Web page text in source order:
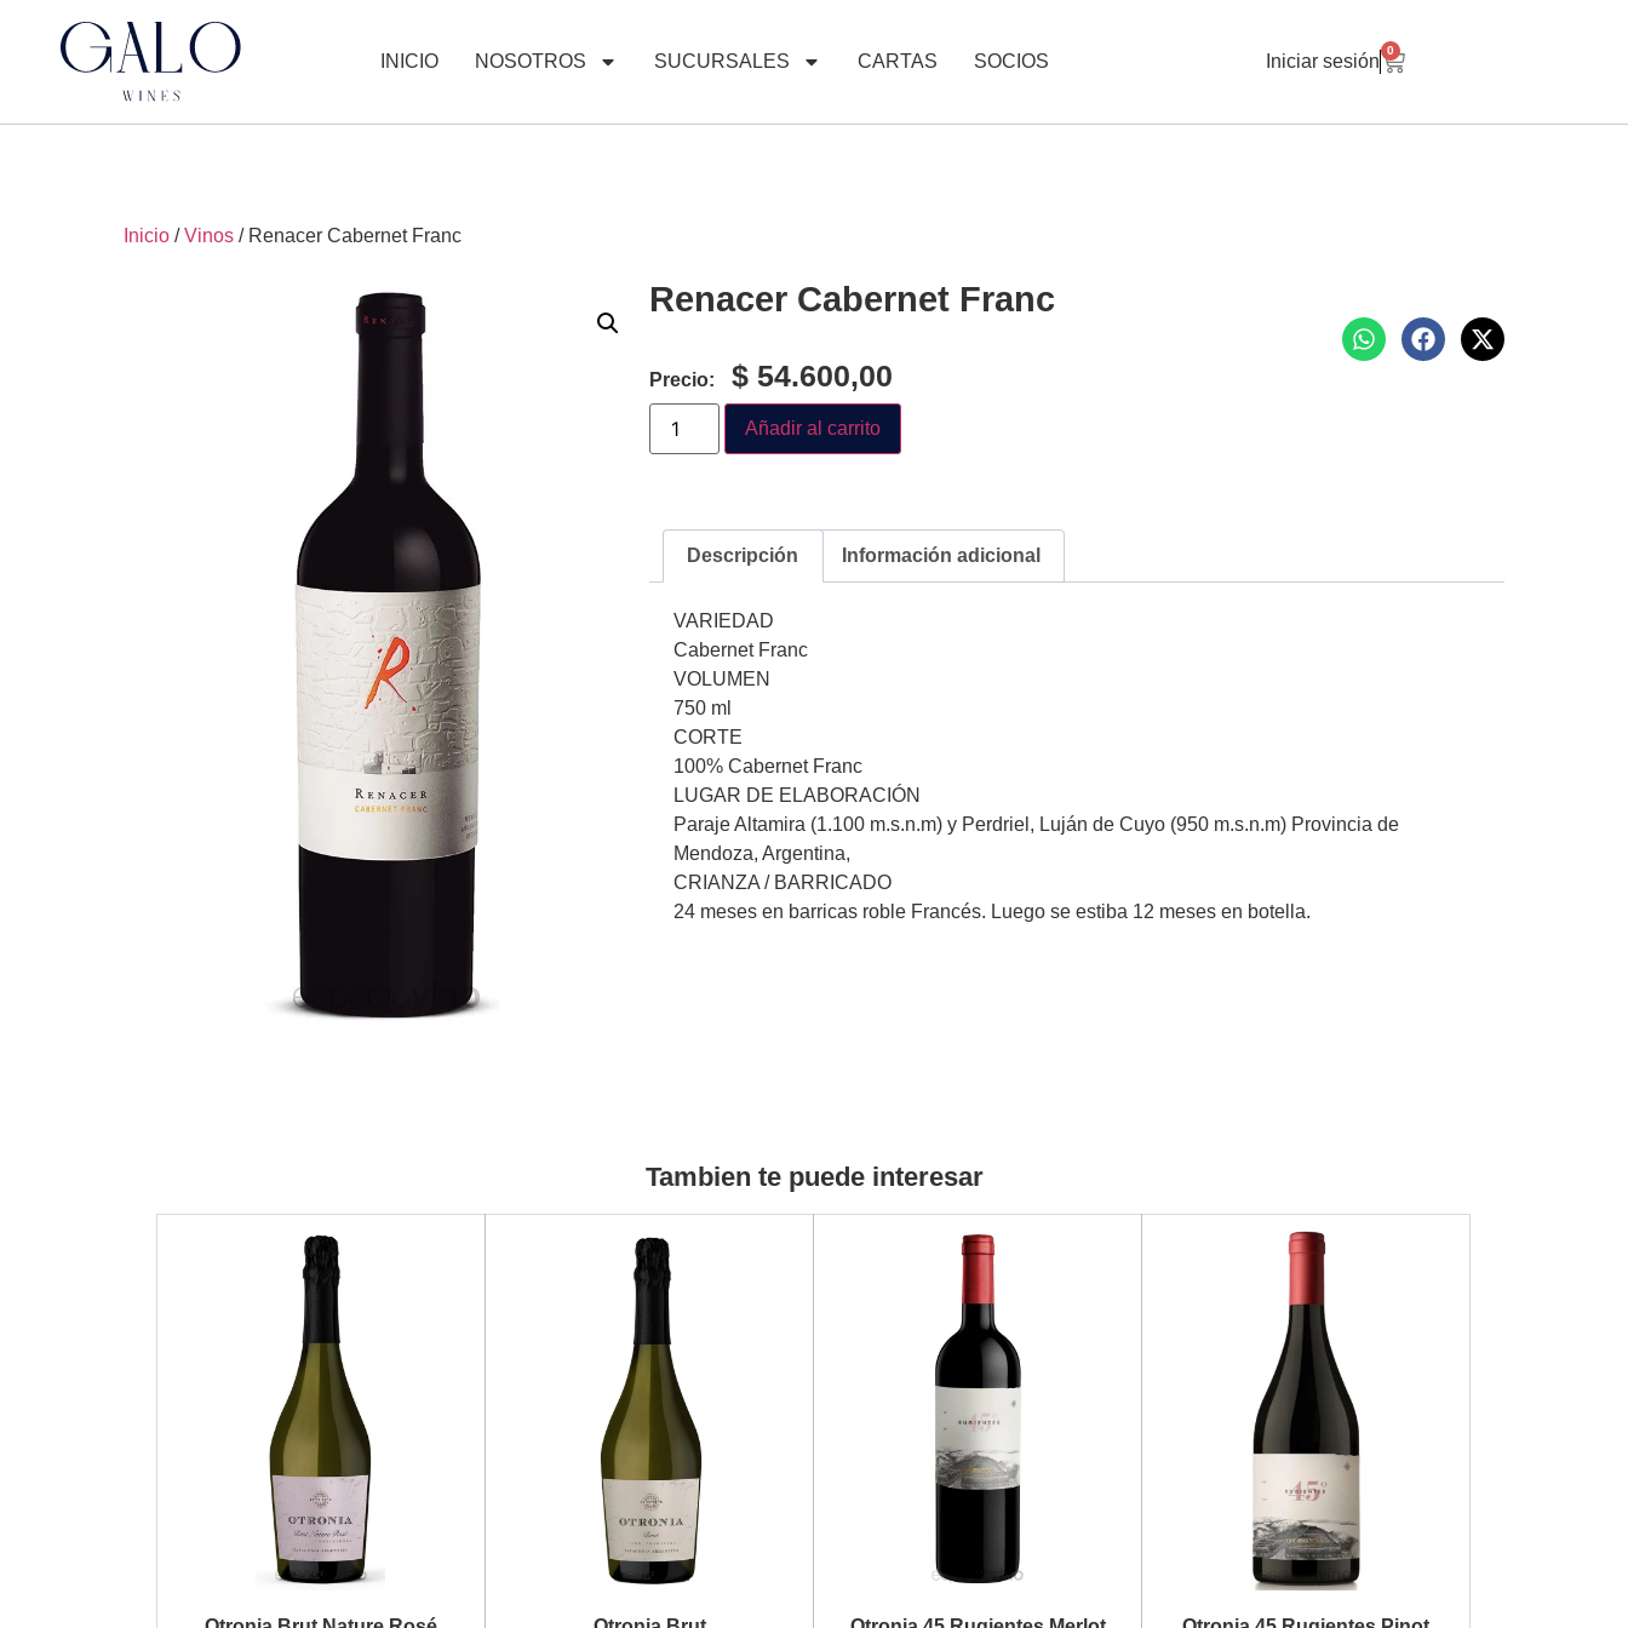
INICIO NOSOTROS SUCURSALES CARTAS SOCIOS Iniciar sesión
0
Inicio / Vinos / Renacer Cabernet Franc
Renacer Cabernet Franc
Precio: $ 54.600,00
Añadir al carrito
Descripción Información adicional
VARIEDAD
Cabernet Franc
VOLUMEN
750 ml
CORTE
100% Cabernet Franc
LUGAR DE ELABORACIÓN
Paraje Altamira (1.100 m.s.n.m) y Perdriel, Luján de Cuyo (950 m.s.n.m) Provincia de
Mendoza, Argentina,
CRIANZA / BARRICADO
24 meses en barricas roble Francés. Luego se estiba 12 meses en botella.
Tambien te puede interesar